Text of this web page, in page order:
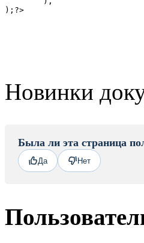
Новинки
Была ли эта страница
Да Нет